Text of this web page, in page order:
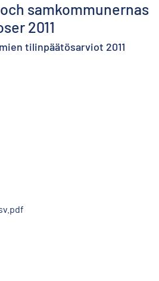
samkommunernas
2011
tilinpäätösarviot 2011